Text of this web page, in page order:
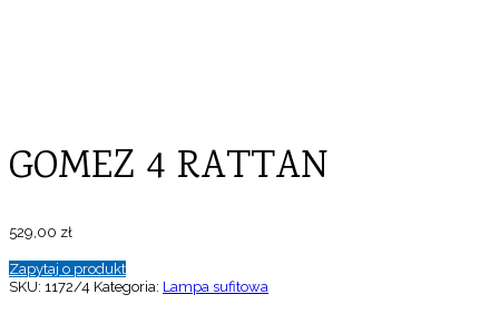
GOMEZ 4 RATTAN
529,00 zł
Zapytaj o produkt
SKU: 1172/4 Kategoria: Lampa sufitowa